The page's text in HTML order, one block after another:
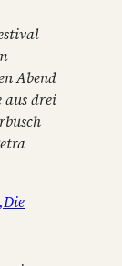
Abend
aus drei